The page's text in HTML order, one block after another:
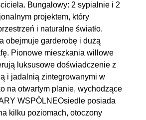
Bungalowy: 2 sypialnie i 2
projektem, który
i naturalne światło.
obejmuje garderobę i dużą
Pionowe mieszkania willowe
luksusowe doświadczenie z
i jadalnią zintegrowanymi w
na otwartym planie, wychodzące
WSPÓLNEOsiedle posiada
kilku poziomach, otoczony